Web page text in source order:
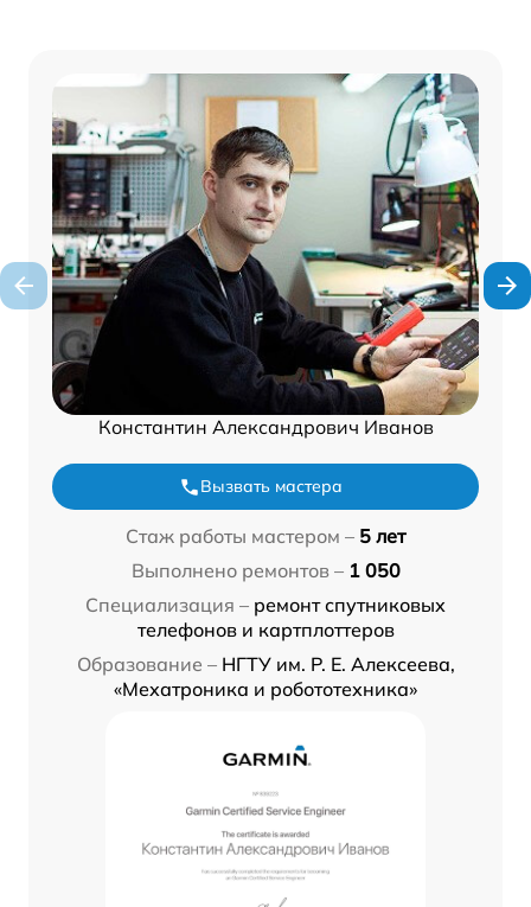
Константин Александрович Иванов
Вызвать мастера
Стаж работы мастером – 5 лет
Выполнено ремонтов – 1 050
Специализация – ремонт спутниковых
телефонов и картплоттеров
Образование – НГТУ им. Р. Е. Алексеева,
«Мехатроника и робототехника»